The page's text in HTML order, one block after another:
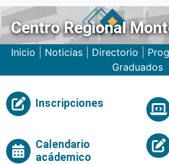
Centro Regional
Inicio Noticias| Directorio
Graduados
Inscripciones
Calendario
acádemico